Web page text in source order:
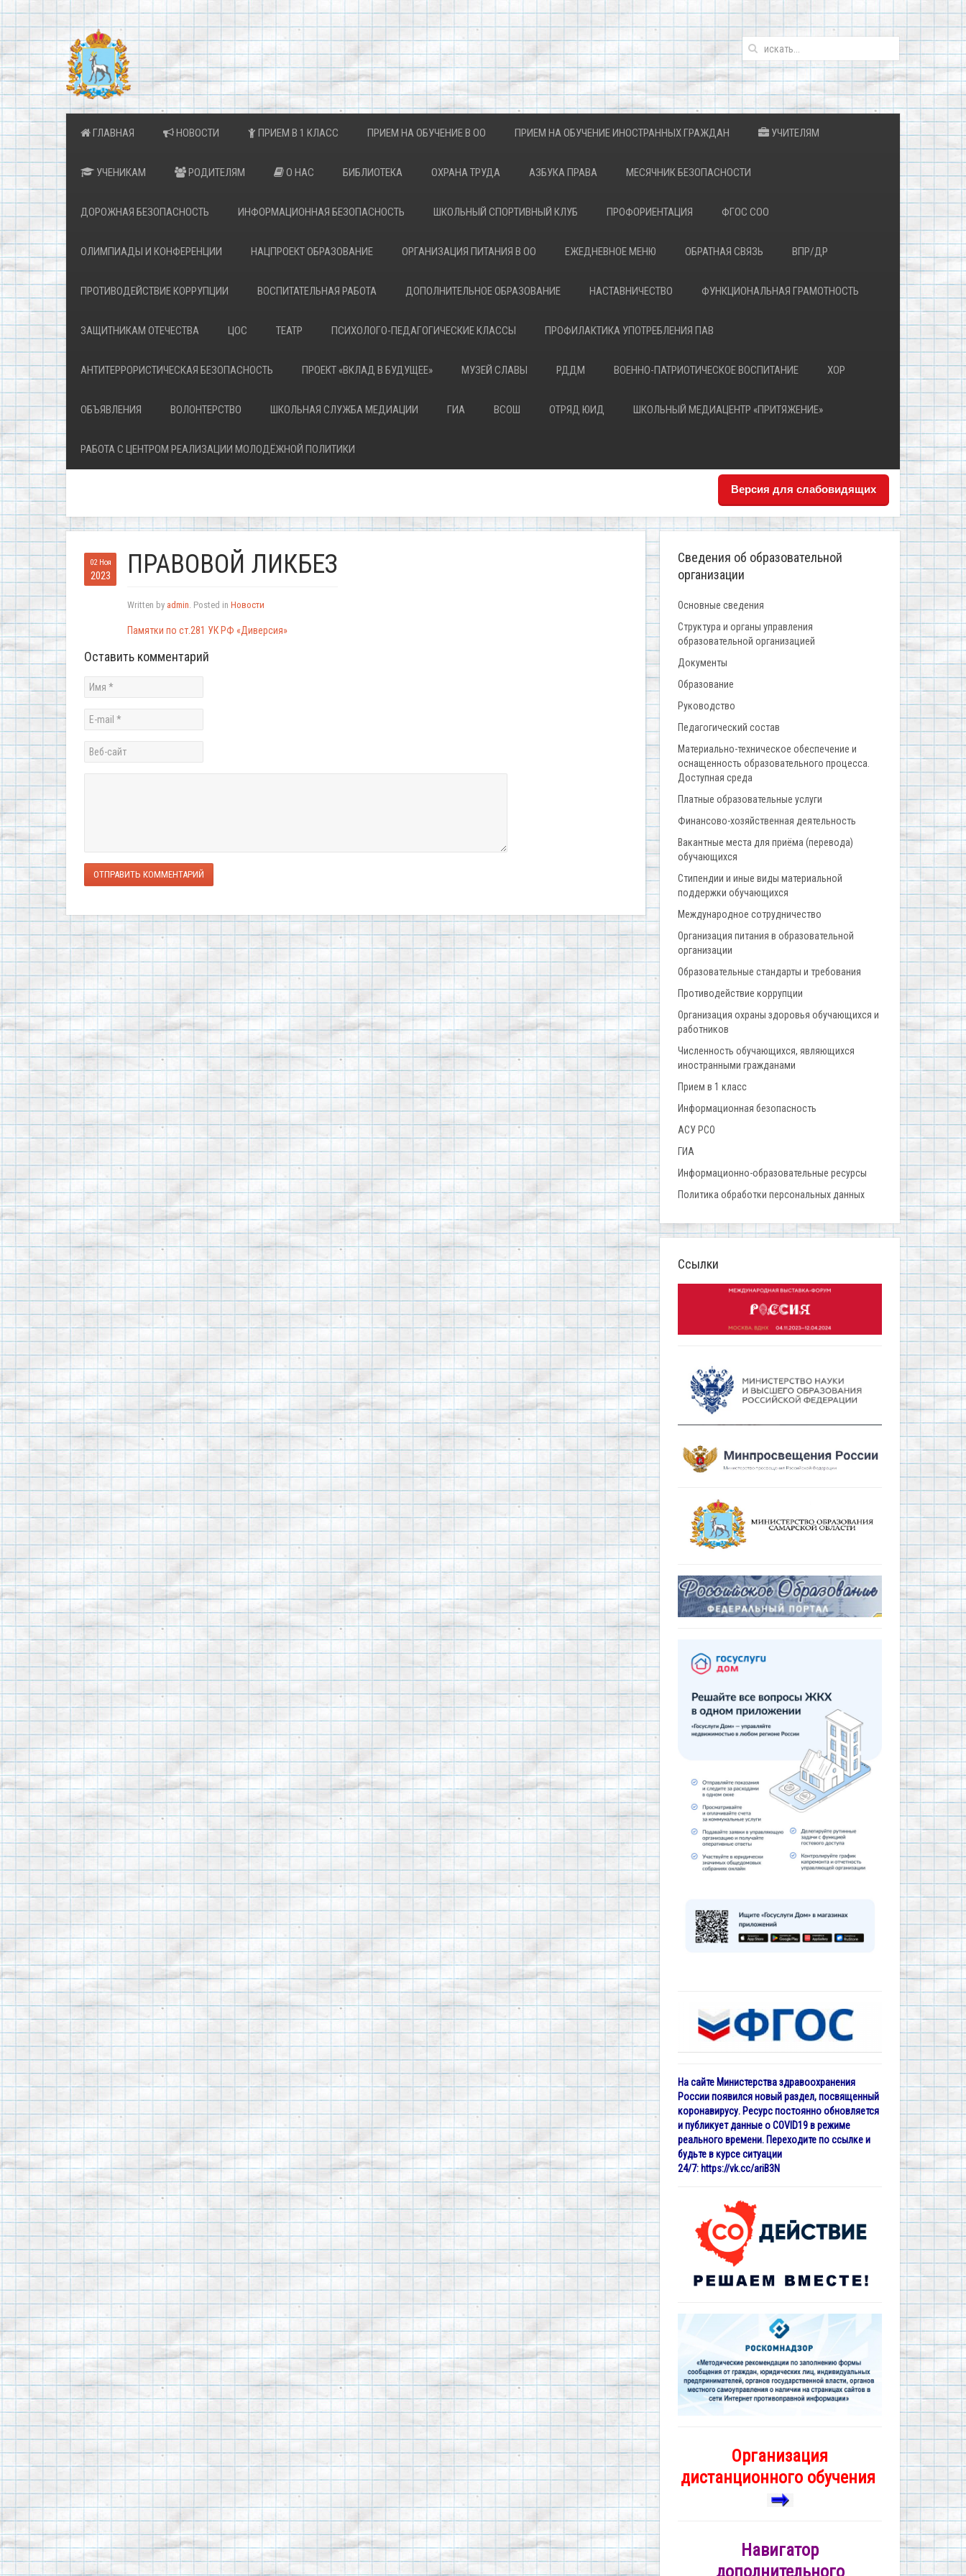
ГЛАВНАЯ НОВОСТИ ПРИЕМ В 1 КЛАСС ПРИЕМ НА ОБУЧЕНИЕ В ОО ПРИЕМ НА ОБУЧЕНИЕ ИНОСТРАННЫХ ГРАЖДАН УЧИТЕЛЯМ
УЧЕНИКАМ РОДИТЕЛЯМ О НАС БИБЛИОТЕКА ОХРАНА ТРУДА АЗБУКА ПРАВА МЕСЯЧНИК БЕЗОПАСНОСТИ
ДОРОЖНАЯ БЕЗОПАСНОСТЬ ИНФОРМАЦИОННАЯ БЕЗОПАСНОСТЬ ШКОЛЬНЫЙ СПОРТИВНЫЙ КЛУБ ПРОФОРИЕНТАЦИЯ ФГОС СОО
ОЛИМПИАДЫ И КОНФЕРЕНЦИИ НАЦПРОЕКТ ОБРАЗОВАНИЕ ОРГАНИЗАЦИЯ ПИТАНИЯ В ОО ЕЖЕДНЕВНОЕ МЕНЮ ОБРАТНАЯ СВЯЗЬ ВПР/ДР
ПРОТИВОДЕЙСТВИЕ КОРРУПЦИИ ВОСПИТАТЕЛЬНАЯ РАБОТА ДОПОЛНИТЕЛЬНОЕ ОБРАЗОВАНИЕ НАСТАВНИЧЕСТВО ФУНКЦИОНАЛЬНАЯ ГРАМОТНОСТЬ
ЗАЩИТНИКАМ ОТЕЧЕСТВА ЦОС ТЕАТР ПСИХОЛОГО-ПЕДАГОГИЧЕСКИЕ КЛАССЫ ПРОФИЛАКТИКА УПОТРЕБЛЕНИЯ ПАВ
АНТИТЕРРОРИСТИЧЕСКАЯ БЕЗОПАСНОСТЬ ПРОЕКТ «ВКЛАД В БУДУЩЕЕ» МУЗЕЙ СЛАВЫ РДДМ ВОЕННО-ПАТРИОТИЧЕСКОЕ ВОСПИТАНИЕ ХОР
ОБЪЯВЛЕНИЯ ВОЛОНТЕРСТВО ШКОЛЬНАЯ СЛУЖБА МЕДИАЦИИ ГИА ВСОШ ОТРЯД ЮИД ШКОЛЬНЫЙ МЕДИАЦЕНТР «ПРИТЯЖЕНИЕ»
РАБОТА С ЦЕНТРОМ РЕАЛИЗАЦИИ МОЛОДЁЖНОЙ ПОЛИТИКИ
Версия для слабовидящих
02 Ноя
2023 ПРАВОВОЙ ЛИКБЕЗ
Written by admin. Posted in Новости
Памятки по ст.281 УК РФ «Диверсия»
Оставить комментарий
ОТПРАВИТЬ КОММЕНТАРИЙ
Сведения об образовательной
организации
Основные сведения
Структура и органы управления
образовательной организацией
Документы
Образование
Руководство
Педагогический состав
Материально-техническое обеспечение и
оснащенность образовательного процесса.
Доступная среда
Платные образовательные услуги
Финансово-хозяйственная деятельность
Вакантные места для приёма (перевода)
обучающихся
Стипендии и иные виды материальной
поддержки обучающихся
Международное сотрудничество
Организация питания в образовательной
организации
Образовательные стандарты и требования
Противодействие коррупции
Организация охраны здоровья обучающихся и
работников
Численность обучающихся, являющихся
иностранными гражданами
Прием в 1 класс
Информационная безопасность
АСУ РСО
ГИА
Информационно-образовательные ресурсы
Политика обработки персональных данных
Ссылки
На сайте Министерства здравоохранения
России появился новый раздел, посвященный
коронавирусу. Ресурс постоянно обновляется
и публикует данные о COVID19 в режиме
реального времени. Переходите по ссылке и
будьте в курсе ситуации
24/7: https://vk.cc/ariB3N
Организация
дистанционного обучения
Навигатор
дополнительного